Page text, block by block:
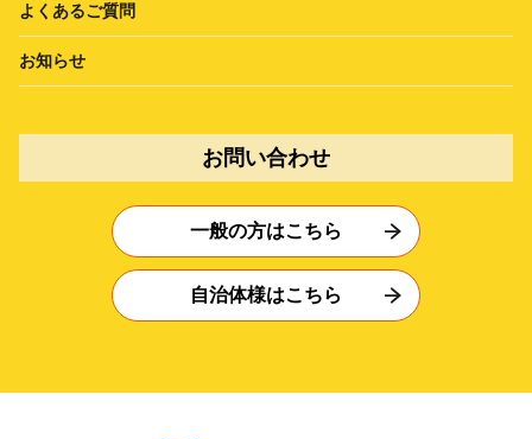
よくあるご質問
お知らせ
お問い合わせ
一般の方はこちら
自治体様はこちら